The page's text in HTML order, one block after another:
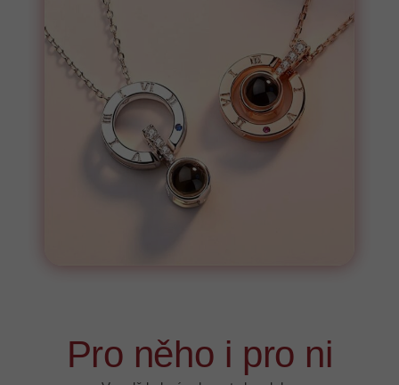
Pro něho i pro ni